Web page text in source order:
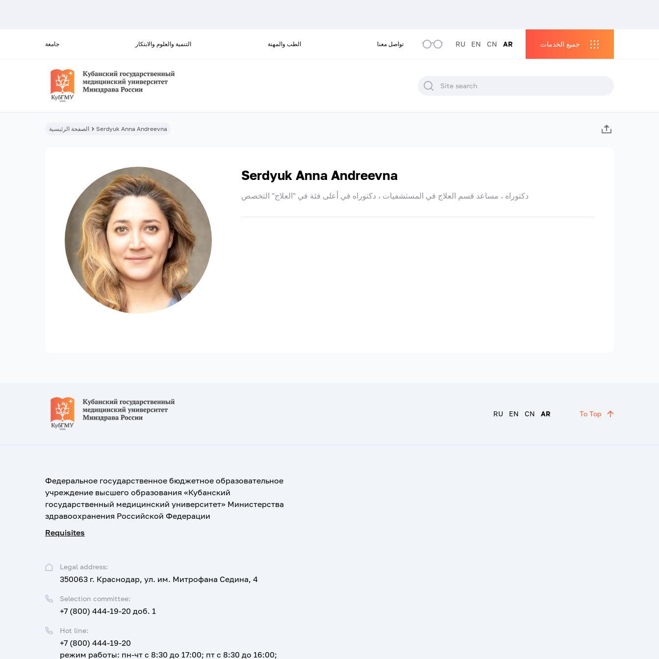
جامعة التنمية والعلوم والابتكار الطب والمهنة تواصل معنا RU EN CN AR جميع الخدمات
الصفحة الرئيسية Serdyuk Anna Andreevna
Serdyuk Anna Andreevna
دكتوراه ، مساعد قسم العلاج في المستشفيات ، دكتوراه في أعلى فئة في "العلاج" التخصص
RU EN CN AR To Top
Федеральное государственное бюджетное образовательное
учреждение высшего образования «Кубанский
государственный медицинский университет» Министерства
здравоохранения Российской Федерации
Requisites
Legal address:
350063 г. Краснодар, ул. им. Митрофана Седина, 4
Selection committee:
+7 (800) 444-19-20 доб. 1
Hot line:
+7 (800) 444-19-20
режим работы: пн-чт с 8:30 до 17:00; пт с 8:30 до 16:00;